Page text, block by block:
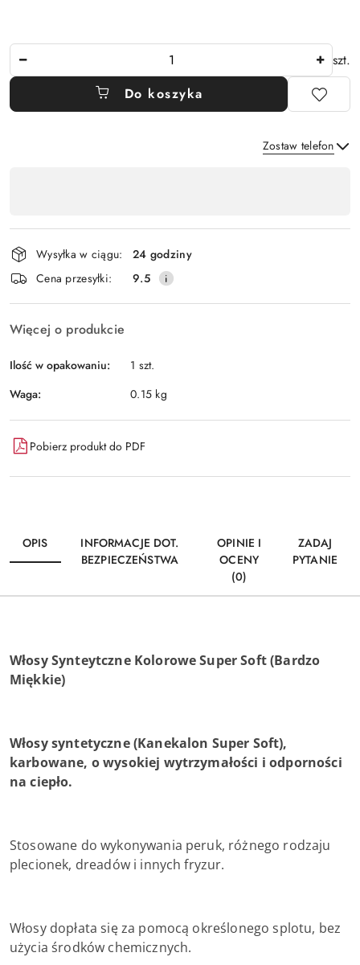
szt.
Do koszyka
Zostaw telefon
płatność
i
dostawa
Wysyłka w ciągu:
24 godziny
Cena przesyłki:
9.5
Więcej o produkcie
Ilość w opakowaniu:
1 szt.
Waga:
0.15 kg
Pobierz produkt do PDF
OPIS
INFORMACJE DOT.
BEZPIECZEŃSTWA
OPINIE I
OCENY
(0)
ZADAJ
PYTANIE
Włosy Synteytczne Kolorowe Super Soft (Bardzo
Miękkie)
Włosy syntetyczne (Kanekalon Super Soft),
karbowane, o wysokiej wytrzymałości i odporności
na ciepło.
Stosowane do wykonywania peruk, różnego rodzaju
plecionek, dreadów i innych fryzur.
Włosy dopłata się za pomocą określonego splotu, bez
użycia środków chemicznych.